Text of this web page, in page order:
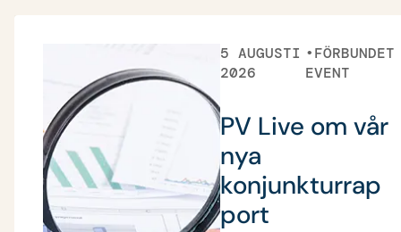
5 AUGUSTI
2026
FÖRBUNDET
EVENT
PV Live om vår
nya
konjunkturrap
port